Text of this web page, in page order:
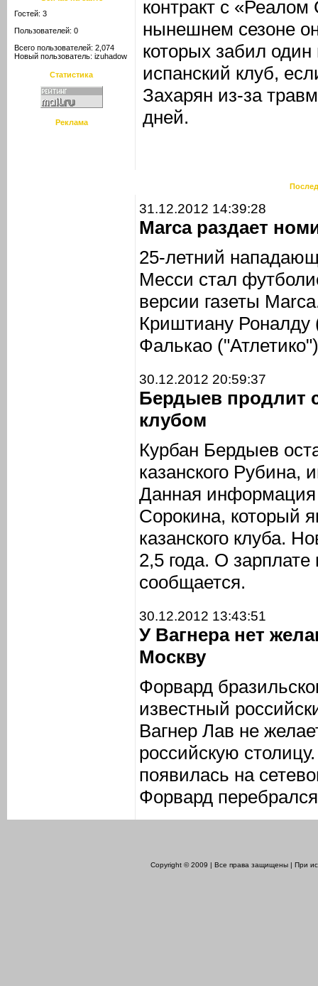
Гостей: 3
Пользователей: 0
Всего пользователей: 2,074
Новый пользователь: izuhadow
Статистика
Реклама
контракт с «Реалом
нынешнем сезоне
которых забил
испанский клуб,
Захарян из-за
дней.
31.12.2012 14:39:28
Marca раздает
25-летний
Месси стал
версии газеты
Криштиану
Фалькао
30.12.2012 20:59:37
Бердыев продлит
клубом
Курбан Бердыев
казанского
Данная информация
Сорокина, который
казанского клуба.
2,5 года. О
сообщается.
30.12.2012 13:43:51
У Вагнера нет
Москву
Форвард
известный
Вагнер Лав не
российскую
появилась на
Форвард
Copyright © 2009 | Все права защищены | При